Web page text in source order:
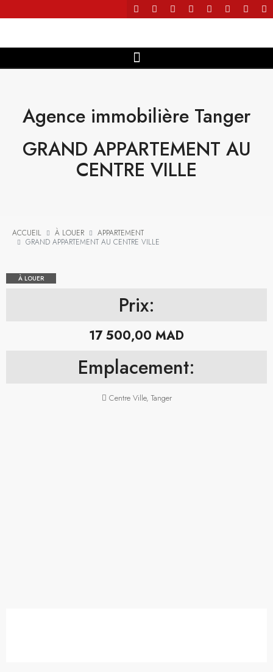
Agence immobilière Tanger
GRAND APPARTEMENT AU
CENTRE VILLE
ACCUEIL À LOUER
APPARTEMENT
GRAND APPARTEMENT AU CENTRE VILLE
À LOUER
Prix:
17 500,00 MAD
Emplacement:
Centre Ville, Tanger